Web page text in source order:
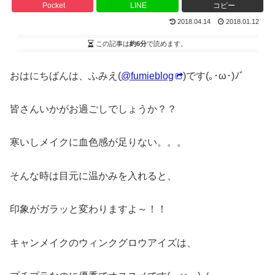
Pocket LINE コピー
2018.04.14 2018.01.12
この記事は約6分で読めます。
おはにちばんは、ふみえ(@fumieblog )です(｡･ω･)ﾉﾞ
皆さんいかがお過ごしでしょうか？？
寒いしメイクに血色感が足りない。。。
そんな時は目元に温かみを入れると、
印象がガラッと変わりますよ～！！
キャンメイクのウィンクグロウアイズは、